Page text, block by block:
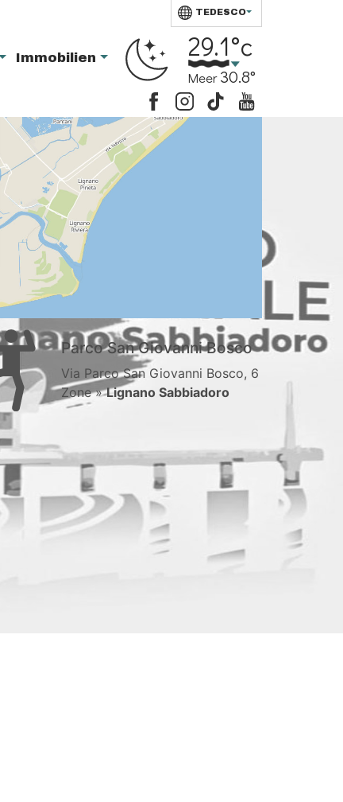
Immobilien
TEDESCO
29.1°c
Meer30.8°
Parco San Giovanni Bosco
Via Parco San Giovanni Bosco, 6
Zone »Lignano Sabbiadoro